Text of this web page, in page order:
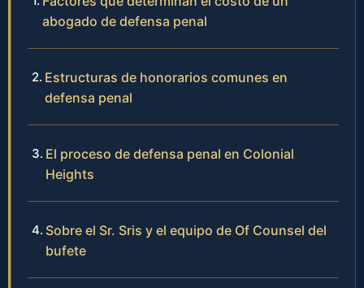
abogado de defensa penal
Estructuras de honorarios comunes en
defensa penal
El proceso de defensa penal en Colonial
Heights
Sobre el Sr. Sris y el equipo de Of Counsel del
bufete